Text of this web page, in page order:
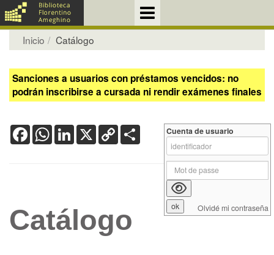
Inicio Catálogo
Sanciones a usuarios con préstamos vencidos: no
podrán inscribirse a cursada ni rendir exámenes finales
FacebookWhatsApp
LinkedIn
X Copy
Link
Catálogo
Cuenta de usuario
Olvidé mi contraseña